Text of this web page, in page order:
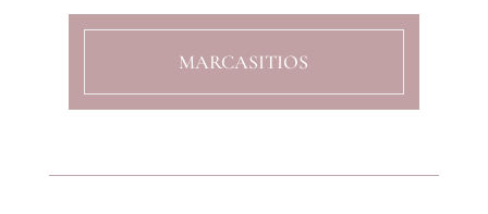
MARCASITIOS